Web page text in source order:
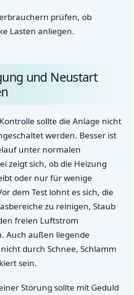
prüfen, ob
Lasten anliegen.
und Neustart
sollte die Anlage nicht
werden. Besser ist
unter normalen
zeigt sich, ob die Heizung
oder nur für wenige
dem Test lohnt es sich, die
zu reinigen, Staub
freien Luftstrom
Auch außen liegende
durch Schnee, Schlamm
sein.
Störung sollte mit Geduld